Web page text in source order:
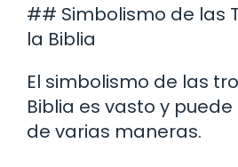
## Simbolismo de las
la Biblia
El simbolismo de las
Biblia es vasto y
de varias maneras.